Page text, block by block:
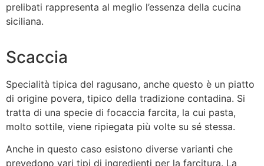
prelibati rappresenta al meglio l’essenza della cucina
siciliana.
Scaccia
Specialità tipica del ragusano, anche questo è un piatto
di origine povera, tipico della tradizione contadina. Si
tratta di una specie di focaccia farcita, la cui pasta,
molto sottile, viene ripiegata più volte su sé stessa.
Anche in questo caso esistono diverse varianti che
prevedono vari tipi di ingredienti per la farcitura. La